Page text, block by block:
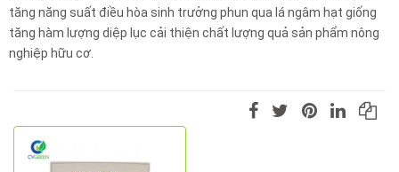
tăng năng suất điều hòa sinh trưởng phun qua lá ngâm hạt giống
tăng hàm lượng diệp lục cải thiện chất lượng quả sản phẩm nông
nghiệp hữu cơ.